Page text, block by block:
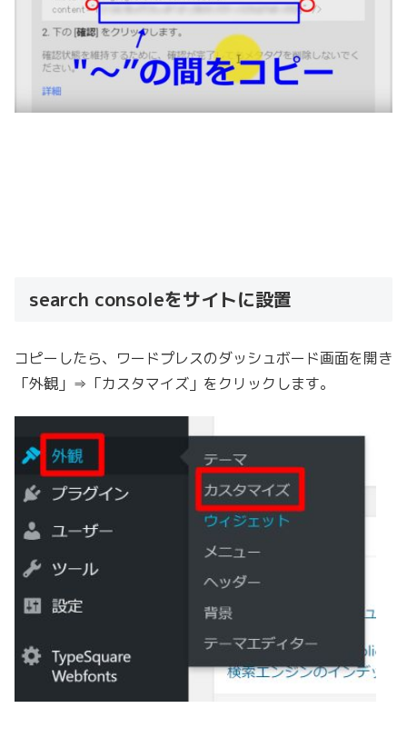
search consoleをサイトに設置
コピーしたら、ワードプレスのダッシュボード画面を開き
「外観」⇒「カスタマイズ」をクリックします。